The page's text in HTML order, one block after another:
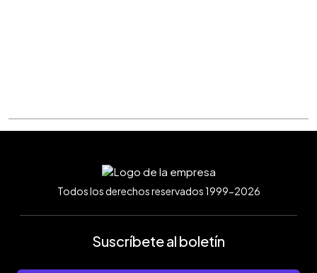
Todos los derechos reservados 1999-2026
Suscríbete al boletín